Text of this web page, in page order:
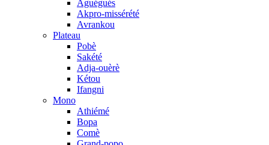
Aguégués
Akpro-missérété
Avrankou
Plateau
Pobè
Sakété
Adja-ouèrè
Kétou
Ifangni
Mono
Athiémé
Bopa
Comè